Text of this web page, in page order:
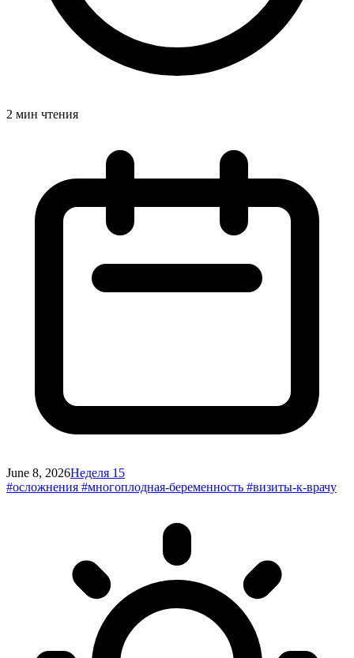
2 мин чтения
June 8, 2026Неделя 15
#осложнения #многоплодная-беременность #визиты-к-врачу